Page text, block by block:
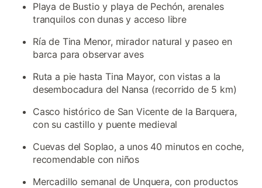
Playa de Bustio y playa de Pechón, arenales
tranquilos con dunas y acceso libre
Ría de Tina Menor, mirador natural y paseo en
barca para observar aves
Ruta a pie hasta Tina Mayor, con vistas a la
desembocadura del Nansa (recorrido de 5 km)
Casco histórico de San Vicente de la Barquera,
con su castillo y puente medieval
Cuevas del Soplao, a unos 40 minutos en coche,
recomendable con niños
Mercadillo semanal de Unquera, con productos